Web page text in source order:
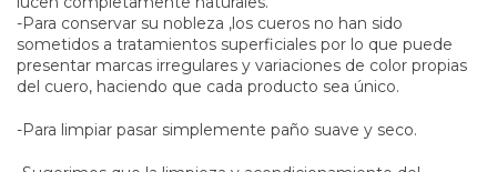
-Para conservar su nobleza ,los cueros no han sido
sometidos a tratamientos superficiales por lo que puede
presentar marcas irregulares y variaciones de color propias
del cuero, haciendo que cada producto sea único.
-Para limpiar pasar simplemente paño suave y seco.